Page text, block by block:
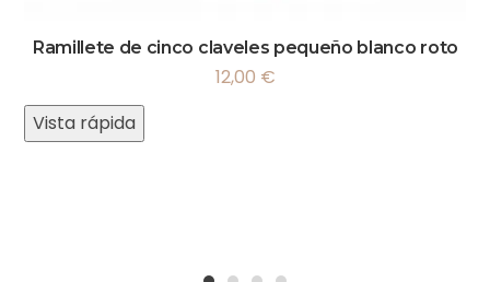
Ramillete de cinco claveles pequeño blanco roto
12,00 €
Vista rápida